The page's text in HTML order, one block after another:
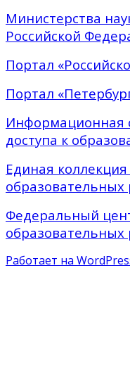
Министерства
Российской
Портал
Портал
Информационная
доступа к
Единая
образовательных
Федеральный
образовательных
Работает на